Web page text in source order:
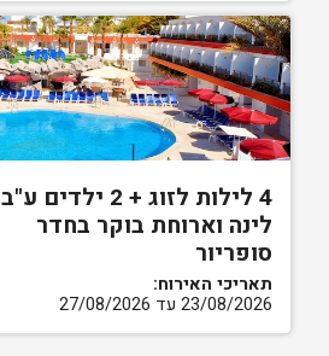
4 לילות לזוג + 2 ילדים ע"ב
לינה וארוחת בוקר בחדר
סופריור
תאריכי האירוח:
23/08/2026 עד 27/08/2026